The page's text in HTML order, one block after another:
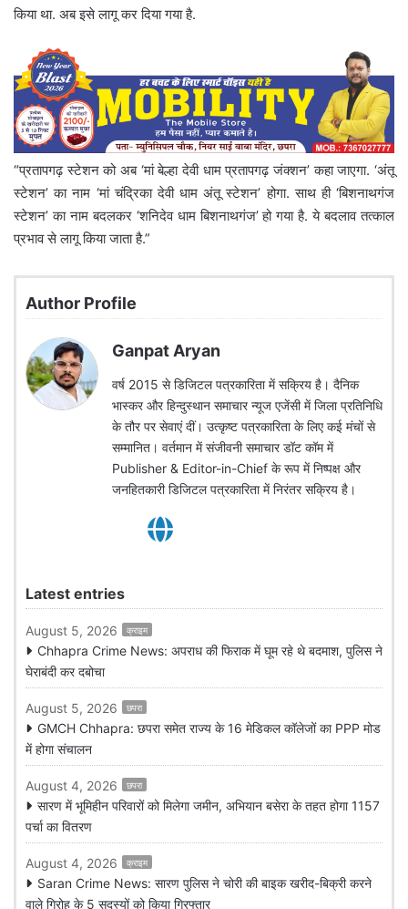
किया था. अब इसे लागू कर दिया गया है.
“प्रतापगढ़ स्टेशन को अब ‘मां बेल्हा देवी धाम प्रतापगढ़ जंक्शन’ कहा जाएगा. ‘अंतू
स्टेशन’ का नाम ‘मां चंद्रिका देवी धाम अंतू स्टेशन’ होगा. साथ ही ‘बिशनाथगंज
स्टेशन’ का नाम बदलकर ‘शनिदेव धाम बिशनाथगंज’ हो गया है. ये बदलाव तत्काल
प्रभाव से लागू किया जाता है.”
Author Profile
Ganpat Aryan
वर्ष 2015 से डिजिटल पत्रकारिता में सक्रिय है। दैनिक
भास्कर और हिन्दुस्थान समाचार न्यूज एजेंसी में जिला प्रतिनिधि
के तौर पर सेवाएं दीं। उत्कृष्ट पत्रकारिता के लिए कई मंचों से
सम्मानित। वर्तमान में संजीवनी समाचार डॉट कॉम में
Publisher & Editor-in-Chief के रूप में निष्पक्ष और
जनहितकारी डिजिटल पत्रकारिता में निरंतर सक्रिय है।
Latest entries
August 5, 2026 क्राइम
Chhapra Crime News: अपराध की फिराक में घूम रहे थे बदमाश, पुलिस ने
घेराबंदी कर दबोचा
August 5, 2026 छपरा
GMCH Chhapra: छपरा समेत राज्य के 16 मेडिकल कॉलेजों का PPP मोड
में होगा संचालन
August 4, 2026 छपरा
सारण में भूमिहीन परिवारों को मिलेगा जमीन, अभियान बसेरा के तहत होगा 1157
पर्चा का वितरण
August 4, 2026 क्राइम
Saran Crime News: सारण पुलिस ने चोरी की बाइक खरीद-बिक्री करने
वाले गिरोह के 5 सदस्यों को किया गिरफ्तार